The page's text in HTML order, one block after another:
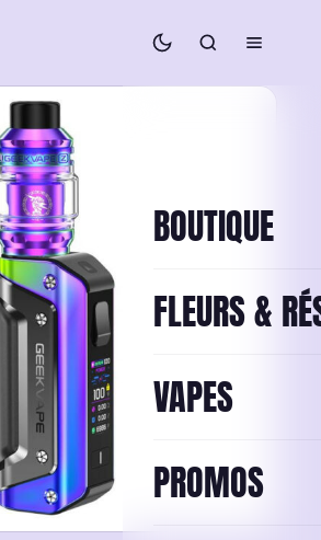
BOUTIQUE
FLEURS &
VAPES
PROMOS